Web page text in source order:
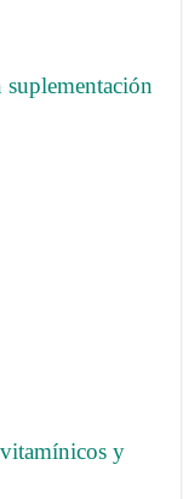
suplementación
y